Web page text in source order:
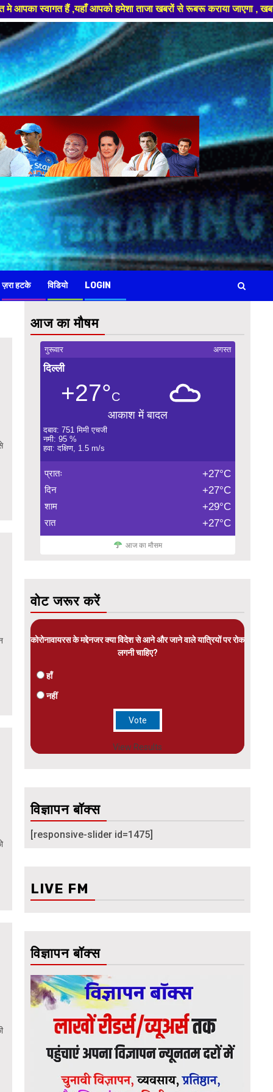
ताजा खबरों से रूबरू कराया जाएगा , खबर ओर विज्ञापन के लिए संपर्क
ज़रा हटके विडियो LOGIN
आज का मौषम
गुरूवार अगस्त
दिल्ली
+27°C
आकाश में बादल
दबाव: 751 मिमी एचजी
नमी: 95 %
हवा: दक्षिण, 1.5 m/s
प्रातः +27°C
दिन +27°C
शाम +29°C
रात +27°C
आज का मौसम
वोट जरूर करें
कोरोनावायरस के मद्देनजर क्या विदेश से आने और जाने वाले यात्रियों पर रोक
लगनी चाहिए?
हाँ
नहीं
View Results
विज्ञापन बॉक्स
[responsive-slider id=1475]
LIVE FM
विज्ञापन बॉक्स